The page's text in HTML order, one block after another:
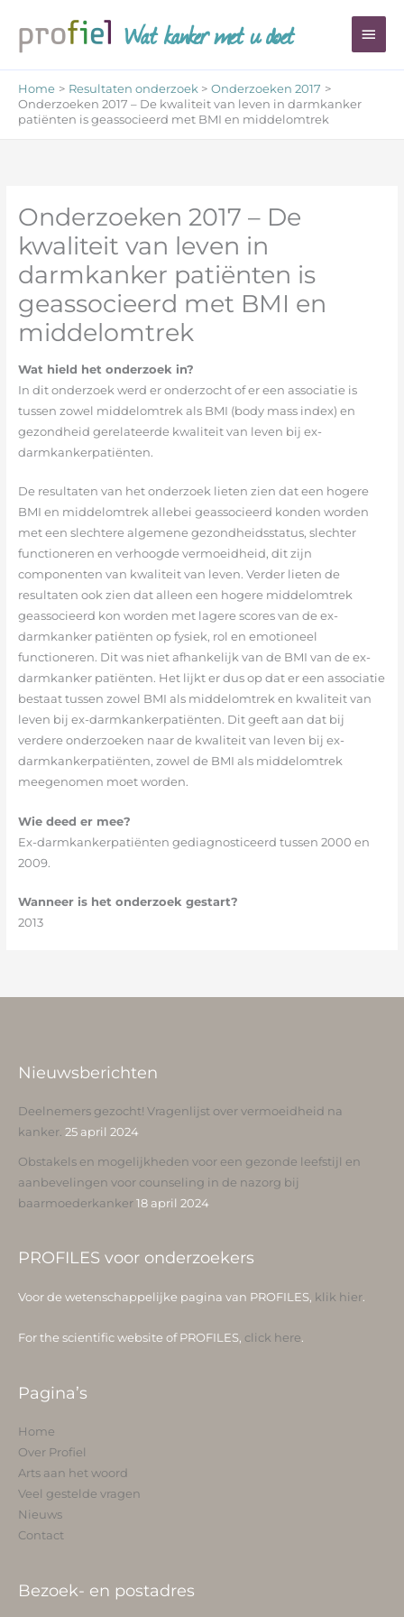
naar
inhoud
Wat kanker met u doet
Home Resultaten onderzoek
Onderzoeken 2017
Onderzoeken 2017 – De kwaliteit van leven in darmkanker
patiënten is geassocieerd met BMI en middelomtrek
Onderzoeken 2017 – De
kwaliteit van leven in
darmkanker patiënten is
geassocieerd met BMI en
middelomtrek
Wat hield het onderzoek in?
In dit onderzoek werd er onderzocht of er een associatie is
tussen zowel middelomtrek als BMI (body mass index) en
gezondheid gerelateerde kwaliteit van leven bij ex-
darmkankerpatiënten.
De resultaten van het onderzoek lieten zien dat een hogere
BMI en middelomtrek allebei geassocieerd konden worden
met een slechtere algemene gezondheidsstatus, slechter
functioneren en verhoogde vermoeidheid, dit zijn
componenten van kwaliteit van leven. Verder lieten de
resultaten ook zien dat alleen een hogere middelomtrek
geassocieerd kon worden met lagere scores van de ex-
darmkanker patiënten op fysiek, rol en emotioneel
functioneren. Dit was niet afhankelijk van de BMI van de ex-
darmkanker patiënten. Het lijkt er dus op dat er een associatie
bestaat tussen zowel BMI als middelomtrek en kwaliteit van
leven bij ex-darmkankerpatiënten. Dit geeft aan dat bij
verdere onderzoeken naar de kwaliteit van leven bij ex-
darmkankerpatiënten, zowel de BMI als middelomtrek
meegenomen moet worden.
Wie deed er mee?
Ex-darmkankerpatiënten gediagnosticeerd tussen 2000 en
2009.
Wanneer is het onderzoek gestart?
2013
Nieuwsberichten
Deelnemers gezocht! Vragenlijst over vermoeidheid na
kanker. 25 april 2024
Obstakels en mogelijkheden voor een gezonde leefstijl en
aanbevelingen voor counseling in de nazorg bij
baarmoederkanker 18 april 2024
PROFILES voor onderzoekers
Voor de wetenschappelijke pagina van PROFILES, klik hier
For the scientific website of PROFILES, click here.
Pagina’s
Home
Over Profiel
Arts aan het woord
Veel gestelde vragen
Nieuws
Contact
Bezoek- en postadres